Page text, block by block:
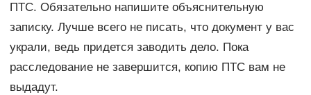
ПТС. Обязательно напишите объяснительную
записку. Лучше всего не писать, что документ у вас
украли, ведь придется заводить дело. Пока
расследование не завершится, копию ПТС вам не
выдадут.